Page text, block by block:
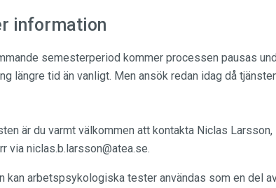
information
semesterperiod kommer processen pausas
längre tid än vanligt. Men ansök redan idag då
är du varmt välkommen att kontakta Niclas
via niclas.b.larsson@atea.se.
kan arbetspsykologiska tester användas som en del